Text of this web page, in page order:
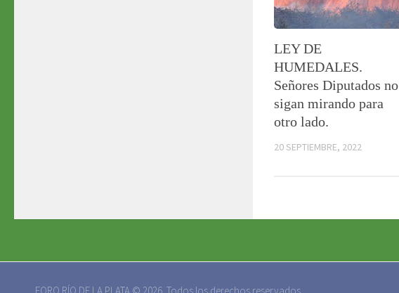
LEY DE
HUMEDALES.
Señores Diputados no
sigan mirando para
otro lado.
20 SEPTIEMBRE, 2022